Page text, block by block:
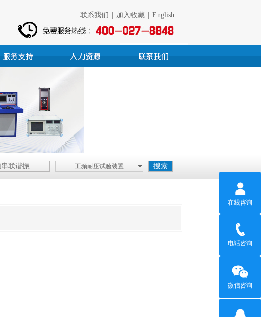
联系我们 加入收藏 English
-- 工频耐压试验装置 --
在线咨询
电话咨询
微信咨询